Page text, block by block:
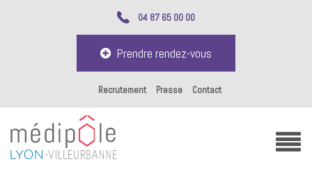
04 87 65 00 00
Prendre rendez-vous
Recrutement Presse Contact